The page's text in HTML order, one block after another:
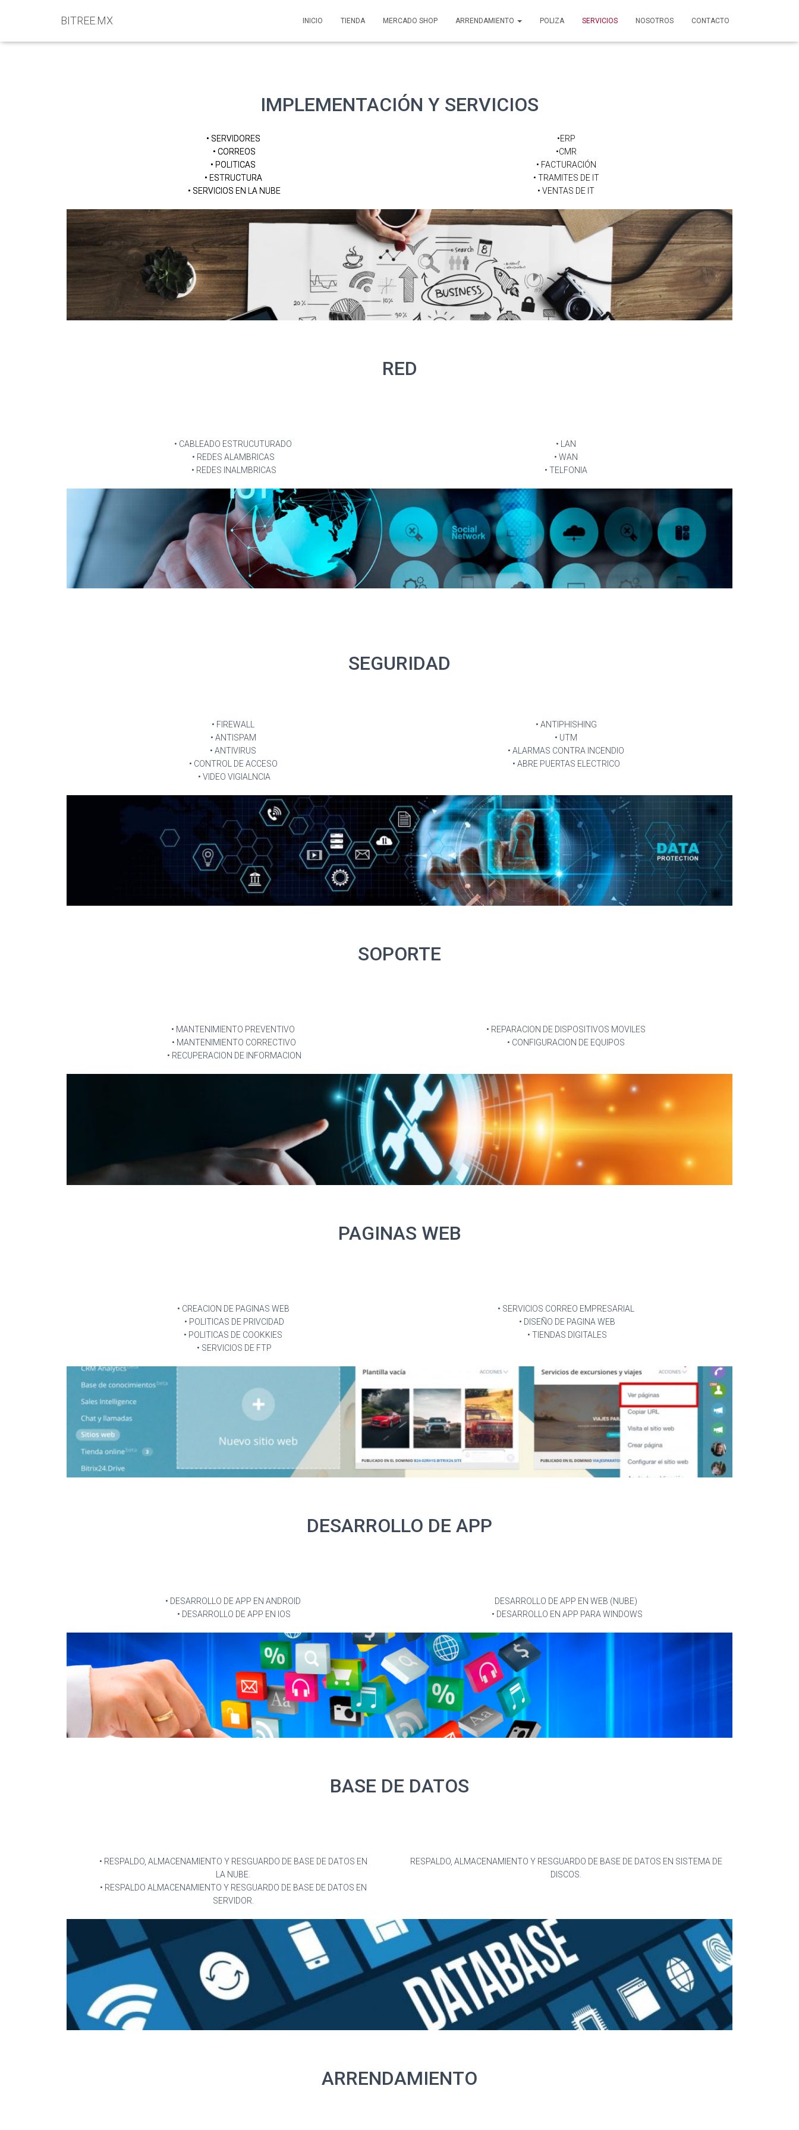
BITREE.MX INICIO TIENDA MERCADO SHOP ARRENDAMIENTO POLIZA SERVICIOS NOSOTROS CONTACTO
IMPLEMENTACIÓN Y SERVICIOS
• SERVIDORES
• CORREOS
• POLITICAS
• ESTRUCTURA
• SERVICIOS EN LA NUBE
•ERP
•CMR
• FACTURACIÓN
• TRAMITES DE IT
• VENTAS DE IT
RED
• CABLEADO ESTRUCUTURADO
• REDES ALAMBRICAS
• REDES INALMBRICAS
• LAN
• WAN
• TELFONIA
SEGURIDAD
• FIREWALL
• ANTISPAM
• ANTIVIRUS
• CONTROL DE ACCESO
• VIDEO VIGIALNCIA
• ANTIPHISHING
• UTM
• ALARMAS CONTRA INCENDIO
• ABRE PUERTAS ELECTRICO
SOPORTE
• MANTENIMIENTO PREVENTIVO
• MANTENIMIENTO CORRECTIVO
• RECUPERACION DE INFORMACION
• REPARACION DE DISPOSITIVOS MOVILES
• CONFIGURACION DE EQUIPOS
PAGINAS WEB
• CREACION DE PAGINAS WEB
• POLITICAS DE PRIVCIDAD
• POLITICAS DE COOKKIES
• SERVICIOS DE FTP
• SERVICIOS CORREO EMPRESARIAL
• DISEÑO DE PAGINA WEB
• TIENDAS DIGITALES
DESARROLLO DE APP
• DESARROLLO DE APP EN ANDROID
• DESARROLLO DE APP EN IOS
DESARROLLO DE APP EN WEB (NUBE)
• DESARROLLO EN APP PARA WINDOWS
BASE DE DATOS
• RESPALDO, ALMACENAMIENTO Y RESGUARDO DE BASE DE DATOS EN
LA NUBE.
• RESPALDO ALMACENAMIENTO Y RESGUARDO DE BASE DE DATOS EN
SERVIDOR.
RESPALDO, ALMACENAMIENTO Y RESGUARDO DE BASE DE DATOS EN SISTEMA DE
DISCOS.
ARRENDAMIENTO